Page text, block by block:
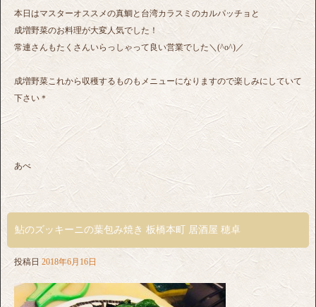
本日はマスターオススメの真鯛と台湾カラスミのカルパッチョと
成増野菜のお料理が大変人気でした！
常連さんもたくさんいらっしゃって良い営業でした＼(^o^)／
成増野菜これから収穫するものもメニューになりますので楽しみにしていて
下さい＊
あべ
鮎のズッキーニの葉包み焼き 板橋本町 居酒屋 穂卓
投稿日 2018年6月16日